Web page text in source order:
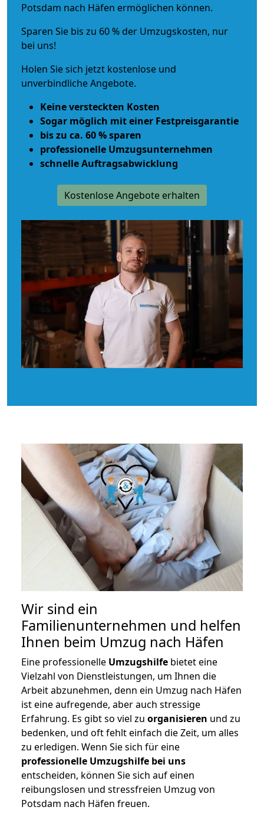
Potsdam nach Häfen ermöglichen können.
Sparen Sie bis zu 60 % der Umzugskosten, nur
bei uns!
Holen Sie sich jetzt kostenlose und
unverbindliche Angebote.
Keine versteckten Kosten
Sogar möglich mit einer Festpreisgarantie
bis zu ca. 60 % sparen
professionelle Umzugsunternehmen
schnelle Auftragsabwicklung
Kostenlose Angebote erhalten
Wir sind ein
Familienunternehmen und helfen
Ihnen beim Umzug nach Häfen
Eine professionelle Umzugshilfe bietet eine
Vielzahl von Dienstleistungen, um Ihnen die
Arbeit abzunehmen, denn ein Umzug nach Häfen
ist eine aufregende, aber auch stressige
Erfahrung. Es gibt so viel zu organisieren und zu
bedenken, und oft fehlt einfach die Zeit, um alles
zu erledigen. Wenn Sie sich für eine
professionelle Umzugshilfe bei uns
entscheiden, können Sie sich auf einen
reibungslosen und stressfreien Umzug von
Potsdam nach Häfen freuen.